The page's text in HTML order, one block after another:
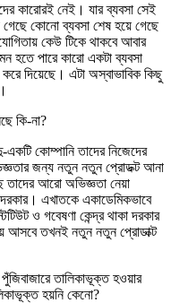
কারোরই নেই। যার ব্যবসা সেই
কোনো ব্যবসা শেষ হয়ে গেছে
কেউ টিকে থাকবে আবার
হতে পারে কারো একটা ব্যবসা
দিয়েছে। এটা অস্বাভাবিক কিছু
কি-না?
কোম্পানি তাদের নিজেদের
জন্য নতুন নতুন প্রোডক্ট আনা
তাদের আরো অভিজ্ঞতা নেয়া
এখাতকে একাডেমিকভাবে
ও গবেষণা কেন্দ্র থাকা দরকার
আসবে তখনই নতুন নতুন প্রোডাক্ট
পুঁজিবাজারে তালিকাভূক্ত হওয়ার
হয়নি কেনো?